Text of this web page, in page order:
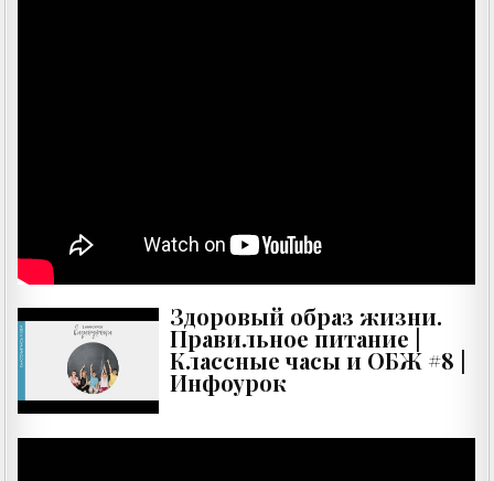
Здоровый образ жизни.
Правильное питание |
Классные часы и ОБЖ #8 |
Инфоурок